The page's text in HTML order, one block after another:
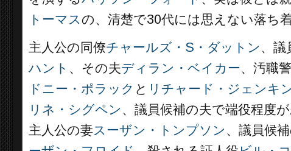
トーマスの、清楚で30代には思えない落ち
主人公の同僚チャールズ・S・ダットン 、議
ハント 、その夫ディラン・ベイカー、汚職
ドニー・ポラック と リチャード・ジェンキ
リネ・シグペン 、議員候補の夫で端役程度
主人公の妻スーザン・トンプソン 、議員候